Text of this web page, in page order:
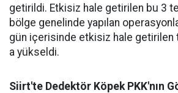
getirildi. Etkisiz hale getirilen bu 3
bölge genelinde yapılan
gün içerisinde etkisiz hale getirilen
a yükseldi.
Siirt'te Dedektör Köpek PKK'nın